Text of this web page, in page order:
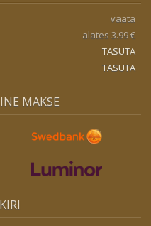
vaata
alates 3.99 €
TASUTA
TASUTA
MAKSE